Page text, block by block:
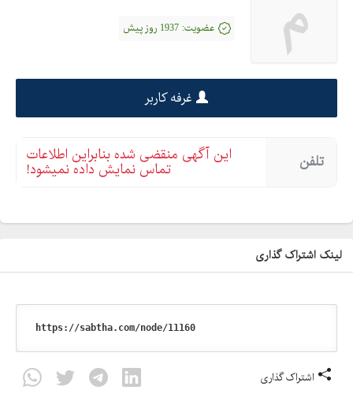
م عضویت: 1937 روز پیش
غرفه کاربر
تلفن این آگهی منقضی شده بنابراین اطلاعات
تماس نمایش داده نمیشود!
لینک اشتراک گذاری
اشتراک گذاری